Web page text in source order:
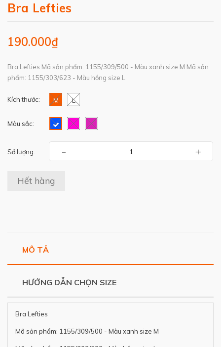
Bra Lefties
190.000₫
Bra Lefties Mã sản phẩm: 1155/309/500 - Màu xanh size M Mã sản
phẩm: 1155/303/623 - Màu hồng size L
Kích thước: M L
Màu sắc:
Số lượng: - +
Hết hàng
MÔ TẢ
HƯỚNG DẪN CHỌN SIZE
Bra Lefties
Mã sản phẩm: 1155/309/500 - Màu xanh size M